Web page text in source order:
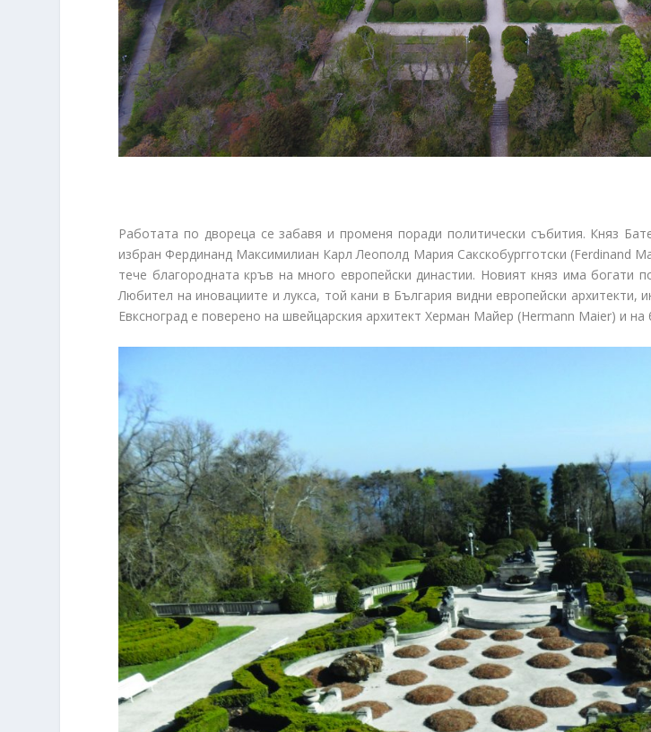
Работата по двореца се забавя и променя поради политически събития. Княз
избран Фердинанд Максимилиан Карл Леополд Мария Сакскобургготски (Ferdinand
тече благородната кръв на много европейски династии. Новият княз има богати
Любител на иновациите и лукса, той кани в България видни европейски
Евксноград е поверено на швейцарския архитект Херман Майер (Hermann Maier) и на